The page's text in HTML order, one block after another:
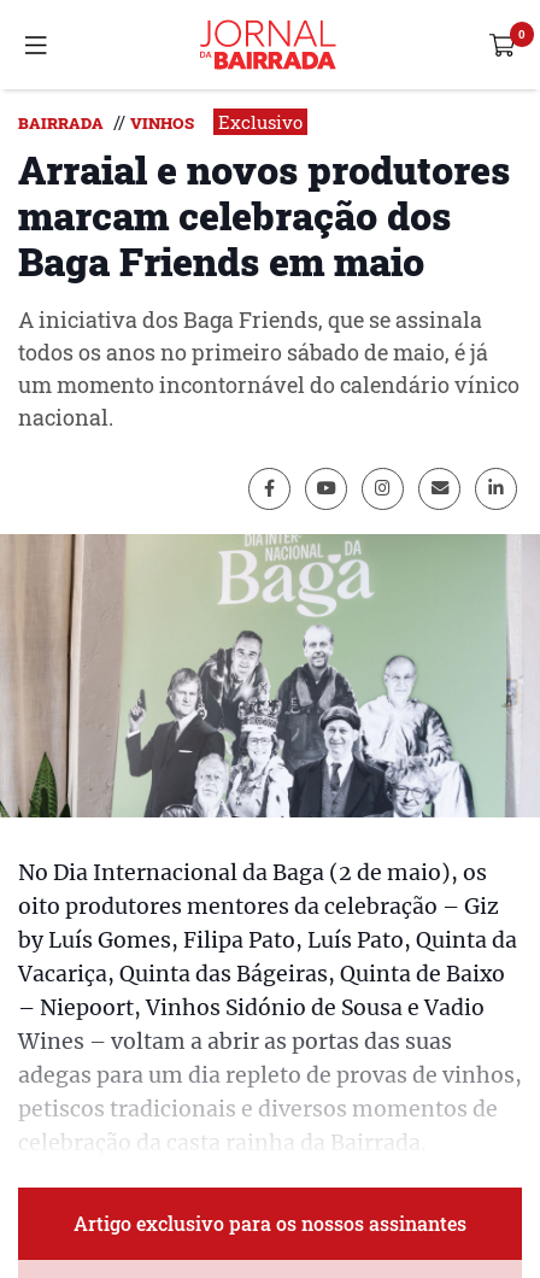
BAIRRADA // VINHOS Exclusivo
Arraial e novos produtores
marcam celebração dos
Baga Friends em maio
A iniciativa dos Baga Friends, que se assinala
todos os anos no primeiro sábado de maio, é já
um momento incontornável do calendário vínico
nacional.
No Dia Internacional da Baga (2 de maio), os
oito produtores mentores da celebração – Giz
by Luís Gomes, Filipa Pato, Luís Pato, Quinta da
Vacariça, Quinta das Bágeiras, Quinta de Baixo
– Niepoort, Vinhos Sidónio de Sousa e Vadio
Wines – voltam a abrir as portas das suas
adegas para um dia repleto de provas de vinhos,
petiscos tradicionais e diversos momentos de
celebração da casta rainha da Bairrada.
Artigo exclusivo para os nossos assinantes